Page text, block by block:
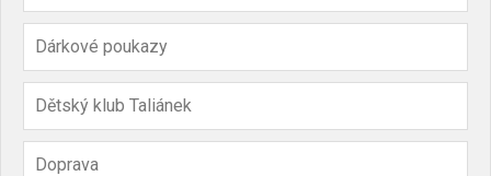
Dárkové poukazy
Dětský klub Taliánek
Doprava